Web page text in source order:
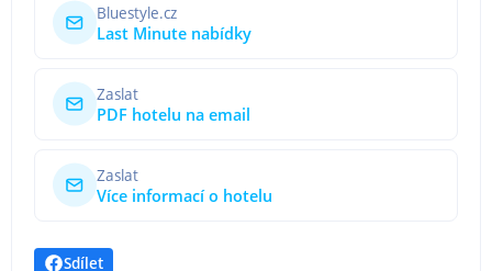
Bluestyle.cz
Last Minute nabídky
Zaslat
PDF hotelu na email
Zaslat
Více informací o hotelu
Sdílet